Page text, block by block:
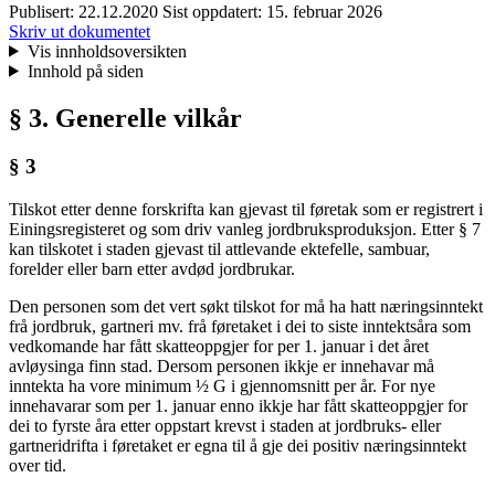
Publisert: 22.12.2020 Sist oppdatert: 15. februar 2026
Skriv ut dokumentet
Vis innholdsoversikten
Innhold på siden
§ 3. Generelle vilkår
§ 3
Tilskot etter denne forskrifta kan gjevast til føretak som er registrert i
Einingsregisteret og som driv vanleg jordbruksproduksjon. Etter § 7
kan tilskotet i staden gjevast til attlevande ektefelle, sambuar,
forelder eller barn etter avdød jordbrukar.
Den personen som det vert søkt tilskot for må ha hatt næringsinntekt
frå jordbruk, gartneri mv. frå føretaket i dei to siste inntektsåra som
vedkomande har fått skatteoppgjer for per 1. januar i det året
avløysinga finn stad. Dersom personen ikkje er innehavar må
inntekta ha vore minimum ½ G i gjennomsnitt per år. For nye
innehavarar som per 1. januar enno ikkje har fått skatteoppgjer for
dei to fyrste åra etter oppstart krevst i staden at jordbruks- eller
gartneridrifta i føretaket er egna til å gje dei positiv næringsinntekt
over tid.